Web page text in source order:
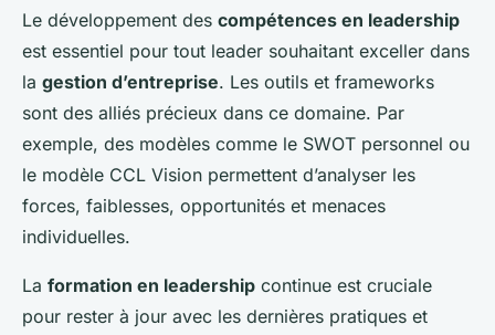
Le développement des compétences en leadership
est essentiel pour tout leader souhaitant exceller dans
la gestion d’entreprise. Les outils et frameworks
sont des alliés précieux dans ce domaine. Par
exemple, des modèles comme le SWOT personnel ou
le modèle CCL Vision permettent d’analyser les
forces, faiblesses, opportunités et menaces
individuelles.
La formation en leadership continue est cruciale
pour rester à jour avec les dernières pratiques et